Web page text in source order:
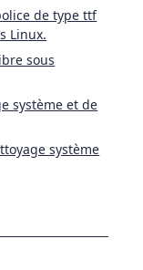
de type ttf
Linux.
sous
système et de
système